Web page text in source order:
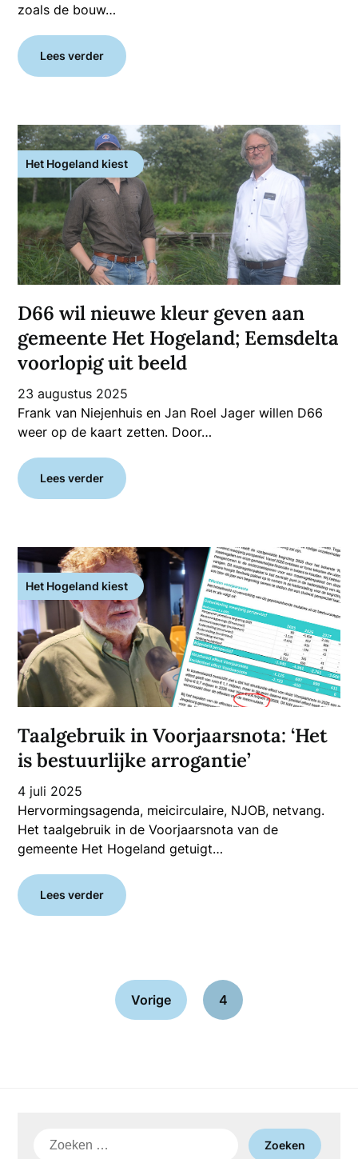
zoals de bouw…
Lees verder
Het Hogeland kiest
D66 wil nieuwe kleur geven aan
gemeente Het Hogeland; Eemsdelta
voorlopig uit beeld
23 augustus 2025
Frank van Niejenhuis en Jan Roel Jager willen D66
weer op de kaart zetten. Door…
Lees verder
Het Hogeland kiest
Taalgebruik in Voorjaarsnota: ‘Het
is bestuurlijke arrogantie’
4 juli 2025
Hervormingsagenda, meicirculaire, NJOB, netvang.
Het taalgebruik in de Voorjaarsnota van de
gemeente Het Hogeland getuigt…
Lees verder
Vorige 4
Zoeken